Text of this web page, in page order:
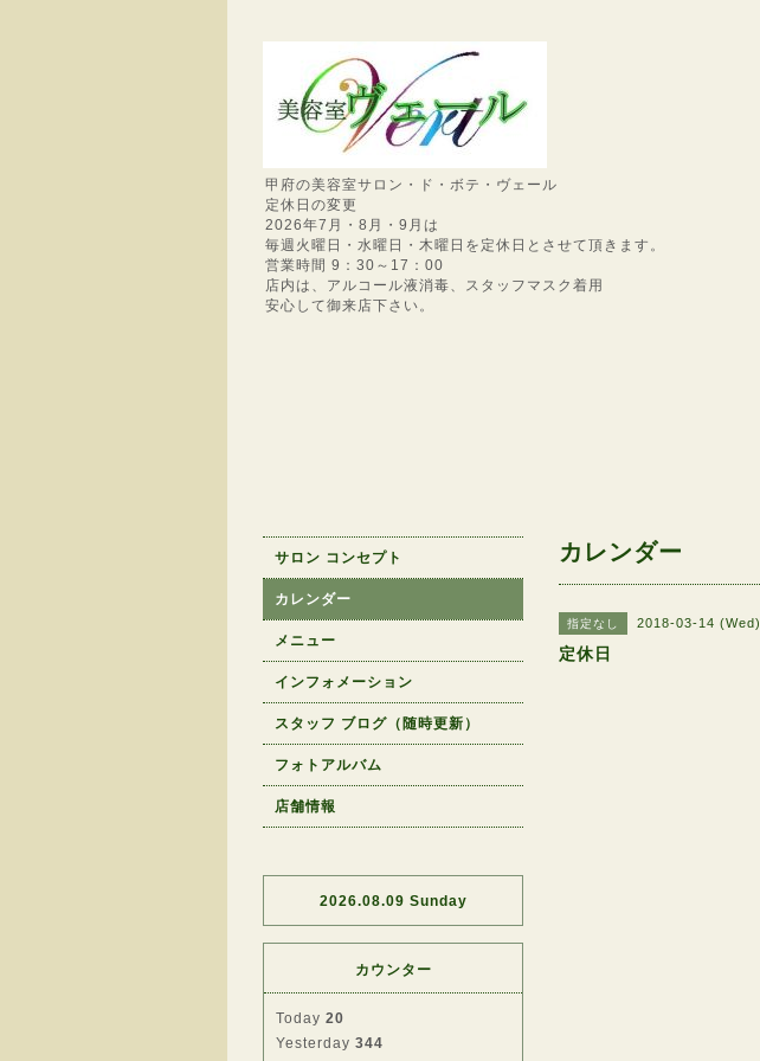
甲府の美容室サロン・ド・ボテ・ヴェール
定休日の変更
2026年7月・8月・9月は
毎週火曜日・水曜日・木曜日を定休日とさせて頂きます。
営業時間 9：30～17：00
店内は、アルコール液消毒、スタッフマスク着用
安心して御来店下さい。
カレンダー
指定なし 2018-03-14 (Wed)
定休日
サロン コンセプト
カレンダー
メニュー
インフォメーション
スタッフ ブログ（随時更新）
フォトアルバム
店舗情報
2026.08.09 Sunday
カウンター
Today 20
Yesterday 344